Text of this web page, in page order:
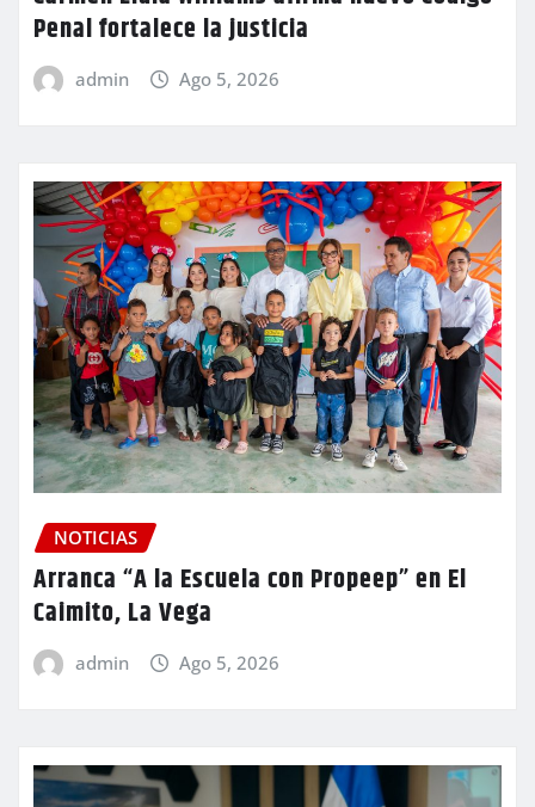
Penal fortalece la justicia
admin Ago 5, 2026
NOTICIAS
Arranca “A la Escuela con Propeep” en El
Caimito, La Vega
admin Ago 5, 2026